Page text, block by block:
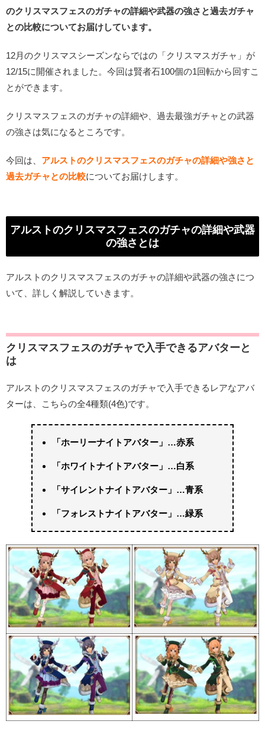
のクリスマスフェスのガチャの詳細や武器の強さと過去ガチャ
との比較についてお届けしています。
12月のクリスマスシーズンならではの「クリスマスガチャ」が
12/15に開催されました。今回は賢者石100個の1回転から回すこ
とができます。
クリスマスフェスのガチャの詳細や、過去最強ガチャとの武器
の強さは気になるところです。
今回は、 アルストのクリスマスフェスのガチャの詳細や強さと
過去ガチャとの比較についてお届けします。
アルストのクリスマスフェスのガチャの詳細や武器
の強さとは
アルストのクリスマスフェスのガチャの詳細や武器の強さにつ
いて、詳しく解説していきます。
クリスマスフェスのガチャで入手できるアバターと
は
アルストのクリスマスフェスのガチャで入手できるレアなアバ
ターは、こちらの全4種類(4色)です。
「ホーリーナイトアバター」…赤系
「ホワイトナイトアバター」…白系
「サイレントナイトアバター」…青系
「フォレストナイトアバター」…緑系